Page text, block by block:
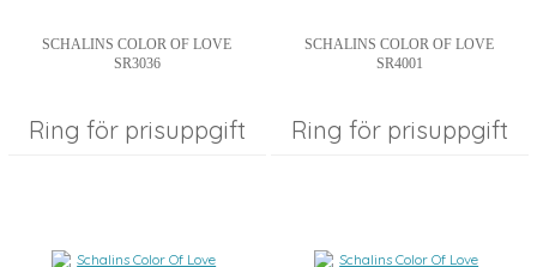
SCHALINS COLOR OF LOVE
SR3036
Ring för prisuppgift
SCHALINS COLOR OF LOVE
SR4001
Ring för prisuppgift